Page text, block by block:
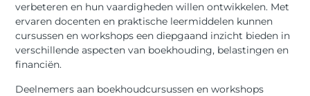
verbeteren en hun vaardigheden willen ontwikkelen. Met
ervaren docenten en praktische leermiddelen kunnen
cursussen en workshops een diepgaand inzicht bieden in
verschillende aspecten van boekhouding, belastingen en
financiën.
Deelnemers aan boekhoudcursussen en workshops